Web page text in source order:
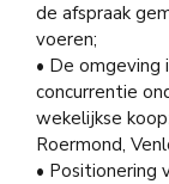
de afspraak
voeren;
• De
concurrentie
wekelijkse
Roermond,
• Positionering